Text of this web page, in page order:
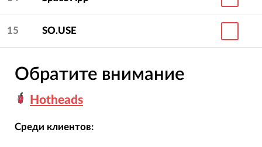
15 SO.USE
Обратите внимание
Hotheads
Среди клиентов: